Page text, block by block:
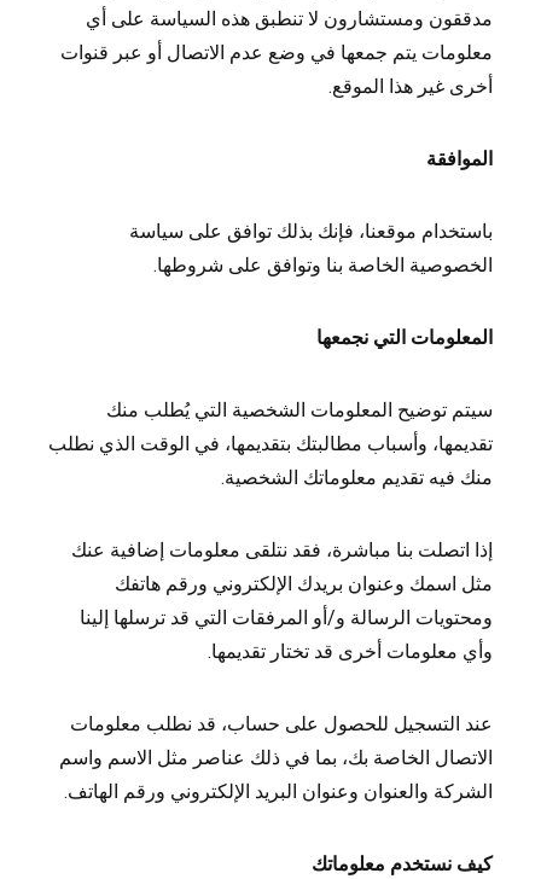
مدققون ومستشارون لا تنطبق هذه السياسة على أي
معلومات يتم جمعها في وضع عدم الاتصال أو عبر قنوات
أخرى غير هذا الموقع.
الموافقة
باستخدام موقعنا، فإنك بذلك توافق على سياسة
الخصوصية الخاصة بنا وتوافق على شروطها.
المعلومات التي نجمعها
سيتم توضيح المعلومات الشخصية التي يُطلب منك
تقديمها، وأسباب مطالبتك بتقديمها، في الوقت الذي نطلب
منك فيه تقديم معلوماتك الشخصية.
إذا اتصلت بنا مباشرة، فقد نتلقى معلومات إضافية عنك
مثل اسمك وعنوان بريدك الإلكتروني ورقم هاتفك
ومحتويات الرسالة و/أو المرفقات التي قد ترسلها إلينا
وأي معلومات أخرى قد تختار تقديمها.
عند التسجيل للحصول على حساب، قد نطلب معلومات
الاتصال الخاصة بك، بما في ذلك عناصر مثل الاسم واسم
الشركة والعنوان وعنوان البريد الإلكتروني ورقم الهاتف.
كيف نستخدم معلوماتك